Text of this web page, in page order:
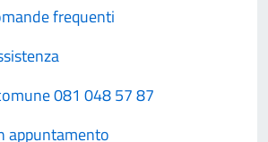
frequenti
081 048 57 87
appuntamento